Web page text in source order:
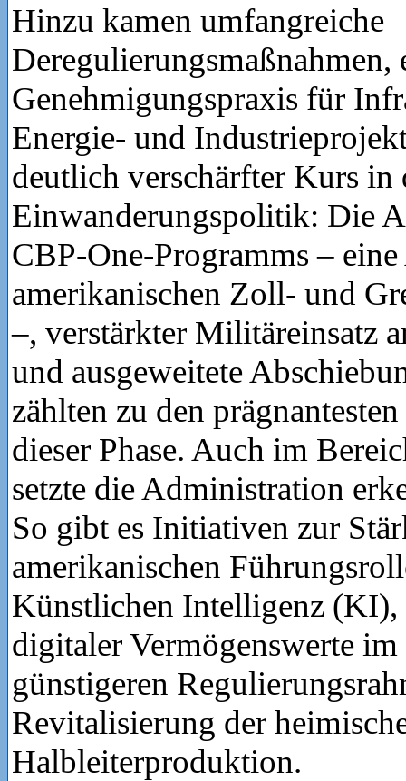
Hinzu kamen umfangreiche
Deregulierungsmaßnahmen,
Genehmigungspraxis für
Energie- und
deutlich verschärfter Kurs in
Einwanderungspolitik: Die
CBP-One-Programms –
amerikanischen Zoll- und
–, verstärkter Militäreinsatz
und ausgeweitete
zählten zu den
dieser Phase. Auch im
setzte die Administration
So gibt es Initiativen zur
amerikanischen
Künstlichen Intelligenz (KI),
digitaler Vermögenswerte im
günstigeren
Revitalisierung der
Halbleiterproduktion.